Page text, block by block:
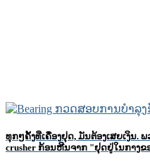
ທຸກໆຄັ້ງທີ່ເຄື່ອງຢຸດ, ມັນຕ້ອງເສຍເງິນ.
crusher ກ້ອນ​ຫີນ​ຈາກ "ຢຸດ​ຢູ່​ໃນ​ກາງ​ຂ